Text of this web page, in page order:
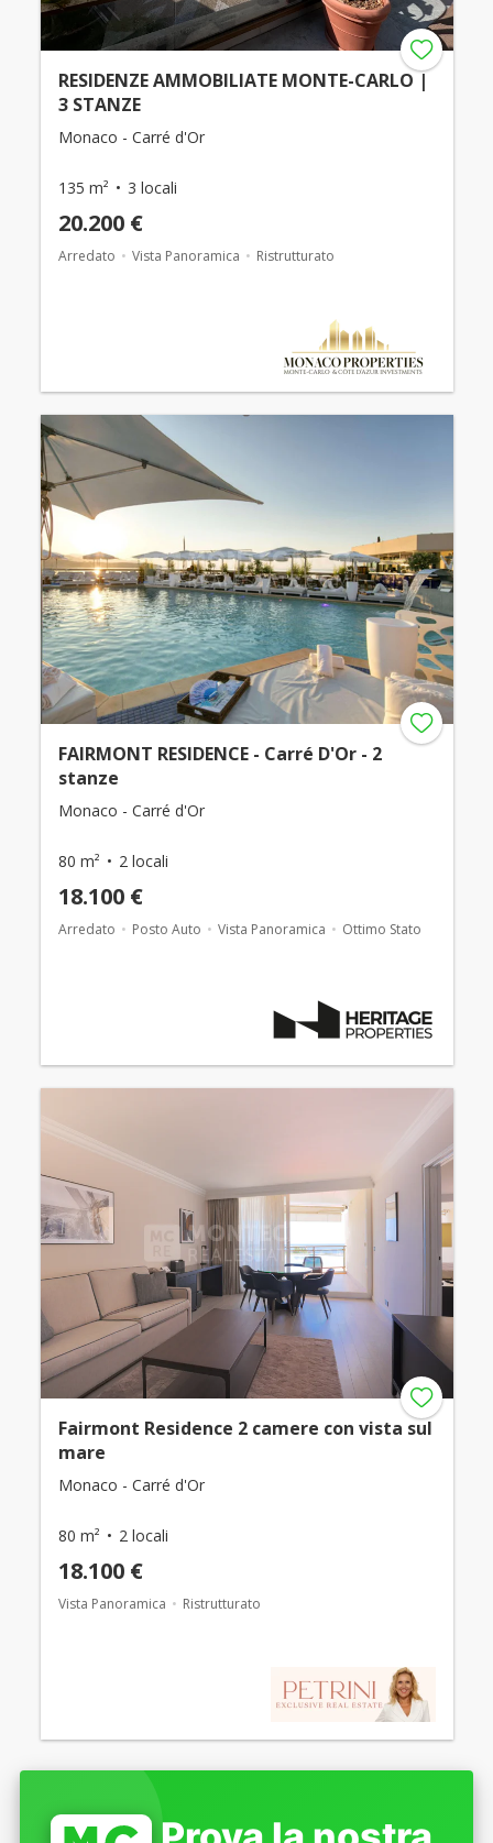
RESIDENZE AMMOBILIATE MONTE-CARLO |
3 STANZE
Monaco - Carré d'Or
135 m² 3 locali
20.200 €
Arredato Vista Panoramica Ristrutturato
FAIRMONT RESIDENCE - Carré D'Or - 2
stanze
Monaco - Carré d'Or
80 m² 2 locali
18.100 €
Arredato Posto Auto Vista Panoramica Ottimo Stato
Fairmont Residence 2 camere con vista sul
mare
Monaco - Carré d'Or
80 m² 2 locali
18.100 €
Vista Panoramica Ristrutturato